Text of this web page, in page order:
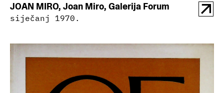
JOAN MIRO, Joan Miro, Galerija Forum
siječanj 1970.